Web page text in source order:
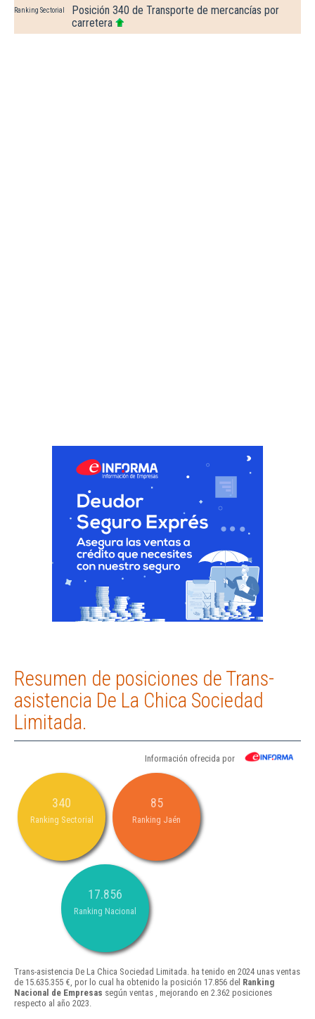
Ranking Sectorial
Posición 340 de Transporte de mercancías por
carretera
Resumen de posiciones de Trans-
asistencia De La Chica Sociedad
Limitada.
Información ofrecida por
340
Ranking Sectorial
85
Ranking Jaén
17.856
Ranking Nacional
Trans-asistencia De La Chica Sociedad Limitada. ha tenido en 2024 unas ventas
de 15.635.355 €, por lo cual ha obtenido la posición 17.856 del Ranking
Nacional de Empresas según ventas , mejorando en 2.362 posiciones
respecto al año 2023.